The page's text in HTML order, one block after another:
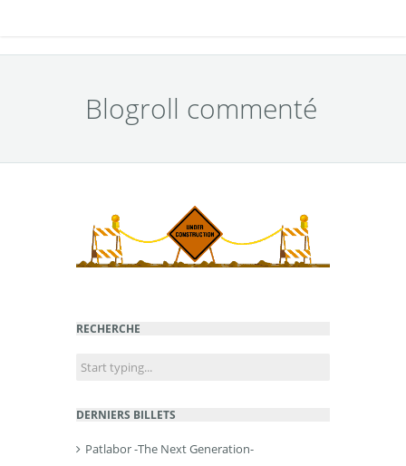
Blogroll commenté
RECHERCHE
DERNIERS BILLETS
Patlabor -The Next Generation-